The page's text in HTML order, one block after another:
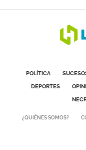
POLÍTICA
DEPORTES
¿QUIÉNES SOMOS?